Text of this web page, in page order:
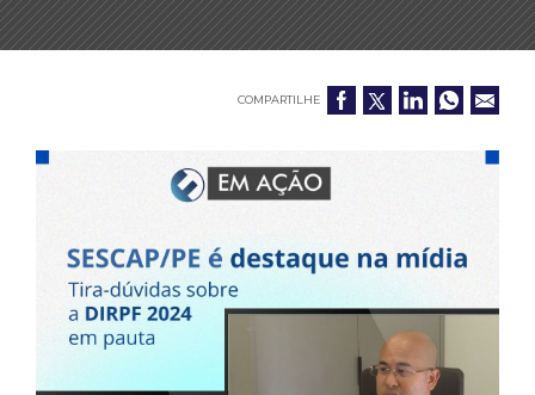
COMPARTILHE